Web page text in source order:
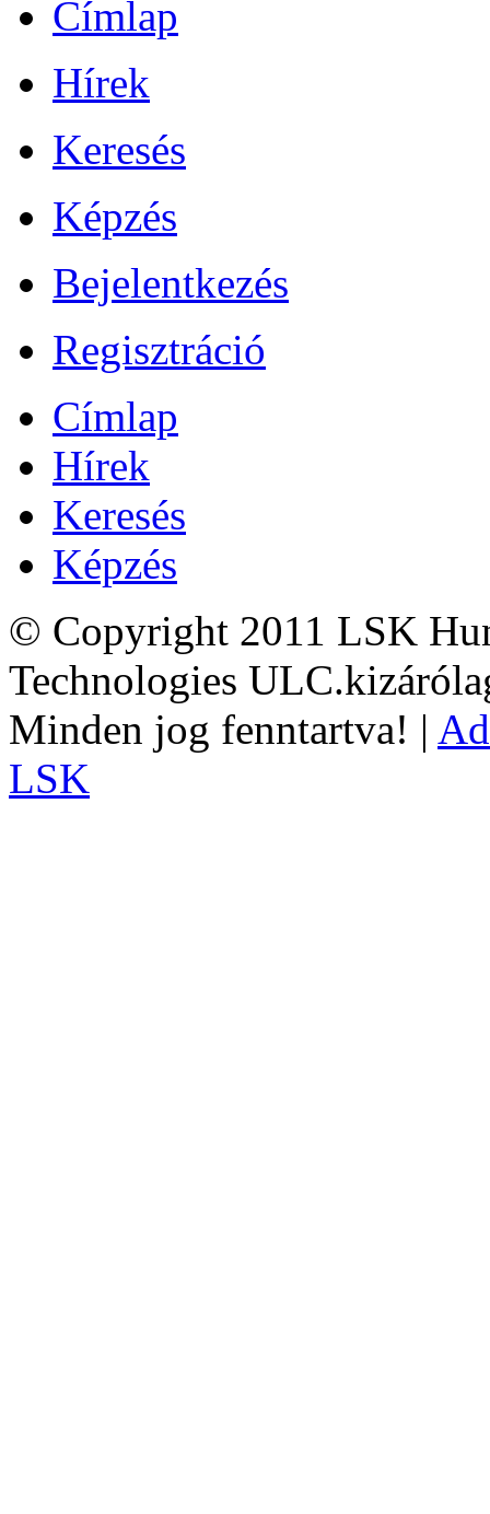
Címlap
Hírek
Keresés
Képzés
Bejelentkezés
Regisztráció
Címlap
Hírek
Keresés
Képzés
© Copyright 2011 LSK
Technologies
Minden jog fenntartva! |
LSK